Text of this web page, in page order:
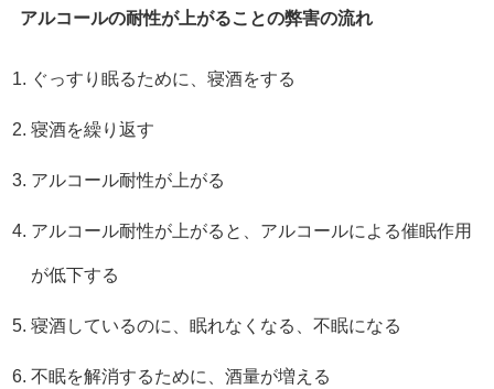
アルコールの耐性が上がることの弊害の流れ
ぐっすり眠るために、寝酒をする
寝酒を繰り返す
アルコール耐性が上がる
アルコール耐性が上がると、アルコールによる催眠作用
が低下する
寝酒しているのに、眠れなくなる、不眠になる
不眠を解消するために、酒量が増える